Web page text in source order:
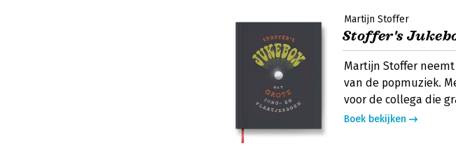
Martijn Stoffer
Stoffer's
Martijn Stoffer
van de popmuziek.
voor de collega die
Boek bekijken